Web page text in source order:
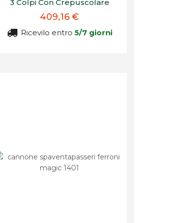
3 Colpi Con Crepuscolare
409,16 €
Ricevilo entro 5/7 giorni